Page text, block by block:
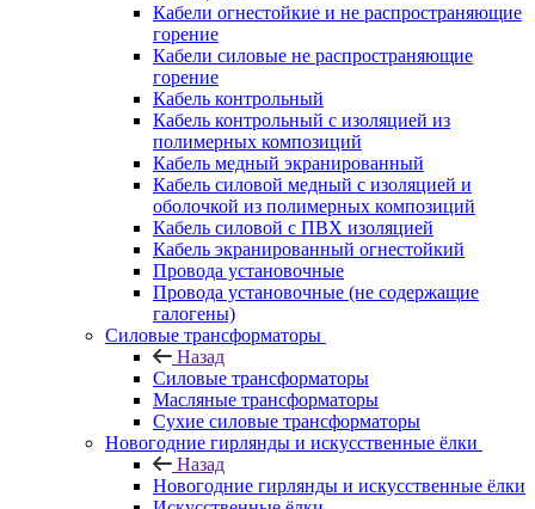
Кабели огнестойкие и не распространяющие
горение
Кабели силовые не распространяющие
горение
Кабель контрольный
Кабель контрольный с изоляцией из
полимерных композиций
Кабель медный экранированный
Кабель силовой медный с изоляцией и
оболочкой из полимерных композиций
Кабель силовой с ПВХ изоляцией
Кабель экранированный огнестойкий
Провода установочные
Провода установочные (не содержащие
галогены)
Силовые трансформаторы
Назад
Силовые трансформаторы
Масляные трансформаторы
Сухие силовые трансформаторы
Новогодние гирлянды и искусственные ёлки
Назад
Новогодние гирлянды и искусственные ёлки